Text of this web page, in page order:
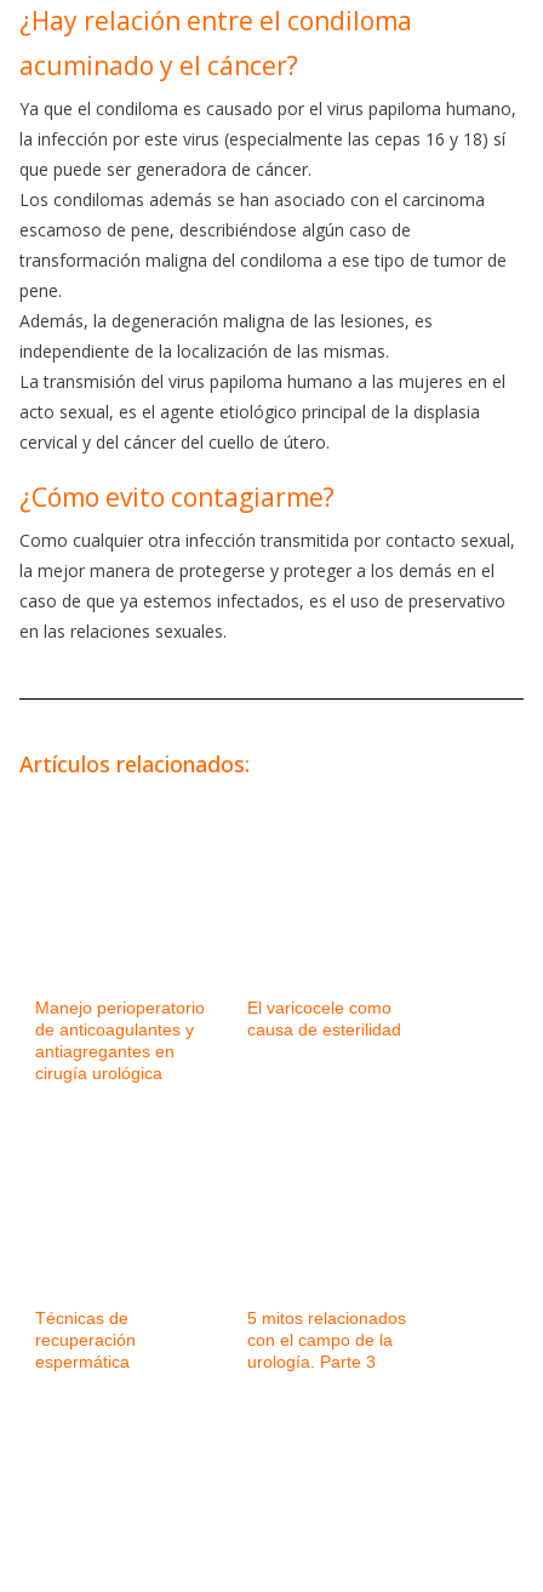
¿Hay relación entre el condiloma
acuminado y el cáncer?
Ya que el condiloma es causado por el virus papiloma humano,
la infección por este virus (especialmente las cepas 16 y 18) sí
que puede ser generadora de cáncer.
Los condilomas además se han asociado con el carcinoma
escamoso de pene, describiéndose algún caso de
transformación maligna del condiloma a ese tipo de tumor de
pene.
Además, la degeneración maligna de las lesiones, es
independiente de la localización de las mismas.
La transmisión del virus papiloma humano a las mujeres en el
acto sexual, es el agente etiológico principal de la displasia
cervical y del cáncer del cuello de útero.
¿Cómo evito contagiarme?
Como cualquier otra infección transmitida por contacto sexual,
la mejor manera de protegerse y proteger a los demás en el
caso de que ya estemos infectados, es el uso de preservativo
en las relaciones sexuales.
Artículos relacionados:
Manejo perioperatorio
de anticoagulantes y
antiagregantes en
cirugía urológica
El varicocele como
causa de esterilidad
Técnicas de
recuperación
espermática
5 mitos relacionados
con el campo de la
urología. Parte 3